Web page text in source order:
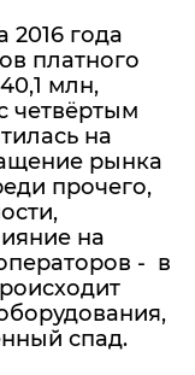
2016 года
платного
млн,
четвёртым
на
рынка
прочего,
на
- в
спад.